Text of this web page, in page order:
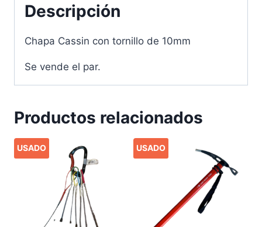
Descripción
Chapa Cassin con tornillo de 10mm
Se vende el par.
Productos relacionados
USADO USADO